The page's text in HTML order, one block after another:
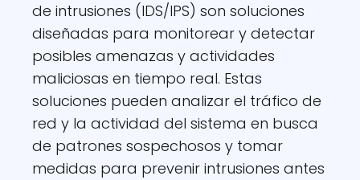
de intrusiones (IDS/IPS) son soluciones
diseñadas para monitorear y detectar
posibles amenazas y actividades
maliciosas en tiempo real. Estas
soluciones pueden analizar el tráfico de
red y la actividad del sistema en busca
de patrones sospechosos y tomar
medidas para prevenir intrusiones antes